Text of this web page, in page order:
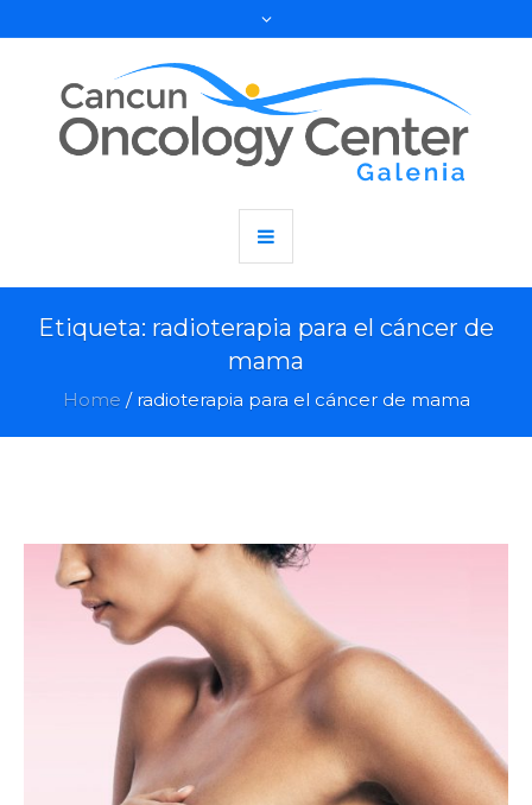
Etiqueta: radioterapia para el cáncer de
mama
Home / radioterapia para el cáncer de mama